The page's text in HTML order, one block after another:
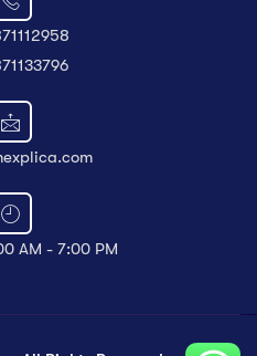
AM - 7:00 PM